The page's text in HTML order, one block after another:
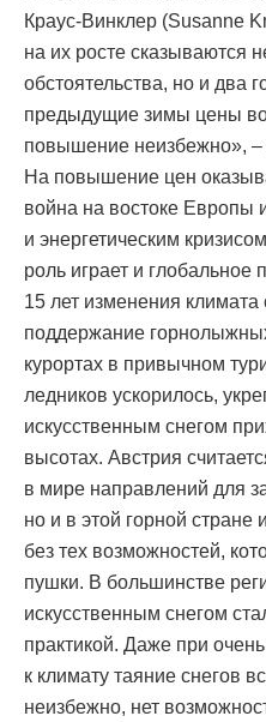
Краус-Винклер (Susanne
на их росте сказываются
обстоятельства, но и два
предыдущие зимы цены
повышение неизбежно», –
На повышение цен
война на востоке
и энергетическим
роль играет и
15 лет изменения
поддержание
курортах в привычном
ледников ускорилось,
искусственным снегом
высотах. Австрия
в мире направлений для
но и в этой горной
без тех возможностей,
пушки. В большинстве
искусственным снегом
практикой. Даже при
к климату таяние снегов
неизбежно, нет